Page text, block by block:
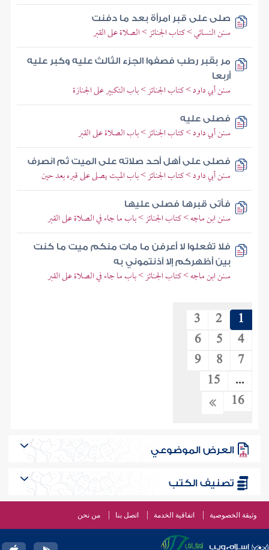
صلى على قبر امرأة بعد ما دفنت
سنن النسائي > كتاب الجنائز > الصلاة على القبر
مر بقبر رطب فصفوا الجزء الثالث عليه وكبر عليه
أربعا
سنن أبي داود > كتاب الجنائز > باب التكبير على الجنازة
فصلى عليه
سنن أبي داود > كتاب الجنائز > باب الصلاة على القبر
فصلى على أهل أحد صلاته على الميت ثم انصرف
سنن أبي داود > كتاب الجنائز > باب الميت يصلى على قبره بعد حين
فأتى قبرها فصلى عليها
سنن ابن ماجه > كتاب الجنائز > باب ما جاء في الصلاة على القبر
فلا تفعلوا لا أعرفن ما مات منكم ميت ما كنت
بين أظهركم إلا آذنتموني به
سنن ابن ماجه > كتاب الجنائز > باب ما جاء في الصلاة على القبر
1
2
3
4
5
6
7
8
9
...
15
16
العرض الموضوعي
تصنيف الكتب
وثيقة الخصوصية اتفاقية الخدمة اتصل بنا من نحن